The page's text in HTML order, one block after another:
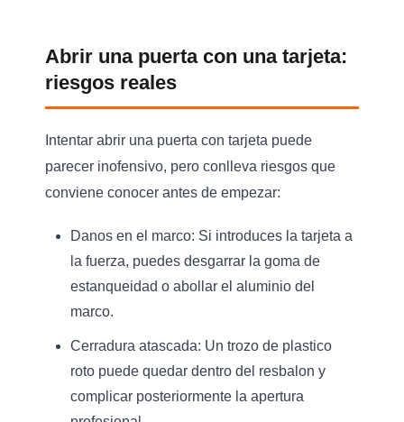
Abrir una puerta con una tarjeta:
riesgos reales
Intentar abrir una puerta con tarjeta puede
parecer inofensivo, pero conlleva riesgos que
conviene conocer antes de empezar:
Danos en el marco: Si introduces la tarjeta a
la fuerza, puedes desgarrar la goma de
estanqueidad o abollar el aluminio del
marco.
Cerradura atascada: Un trozo de plastico
roto puede quedar dentro del resbalon y
complicar posteriormente la apertura